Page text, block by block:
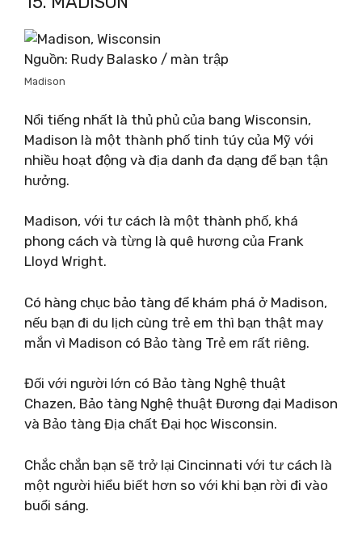
Nguồn: Rudy Balasko / màn trập
Madison
Nổi tiếng nhất là thủ phủ của bang Wisconsin,
Madison là một thành phố tinh túy của Mỹ với
nhiều hoạt động và địa danh đa dạng để bạn tận
hưởng.
Madison, với tư cách là một thành phố, khá
phong cách và từng là quê hương của Frank
Lloyd Wright.
Có hàng chục bảo tàng để khám phá ở Madison,
nếu bạn đi du lịch cùng trẻ em thì bạn thật may
mắn vì Madison có Bảo tàng Trẻ em rất riêng.
Đối với người lớn có Bảo tàng Nghệ thuật
Chazen, Bảo tàng Nghệ thuật Đương đại Madison
và Bảo tàng Địa chất Đại học Wisconsin.
Chắc chắn bạn sẽ trở lại Cincinnati với tư cách là
một người hiểu biết hơn so với khi bạn rời đi vào
buổi sáng.